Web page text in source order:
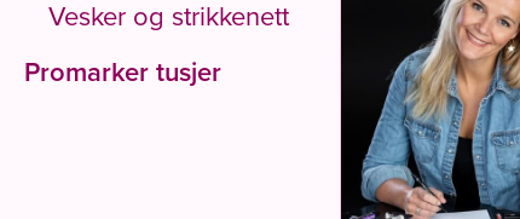
Vesker og strikkenett
Promarker tusjer